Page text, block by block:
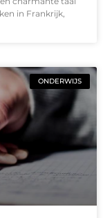
in Frankrijk,
ONDERWIJS